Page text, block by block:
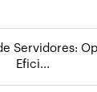
Servidores:
Efici...